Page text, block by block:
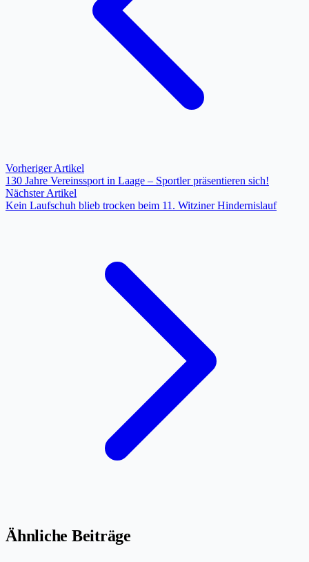
Vorheriger Artikel
130 Jahre Vereinssport in Laage – Sportler präsentieren sich!
Nächster Artikel
Kein Laufschuh blieb trocken beim 11. Witziner Hindernislauf
Ähnliche Beiträge